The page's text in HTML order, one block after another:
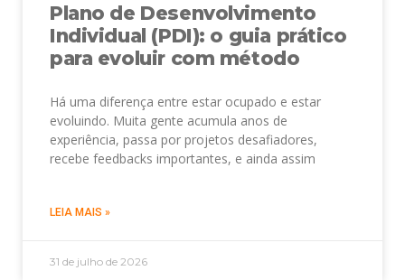
Plano de Desenvolvimento
Individual (PDI): o guia prático
para evoluir com método
Há uma diferença entre estar ocupado e estar
evoluindo. Muita gente acumula anos de
experiência, passa por projetos desafiadores,
recebe feedbacks importantes, e ainda assim
LEIA MAIS »
31 de julho de 2026